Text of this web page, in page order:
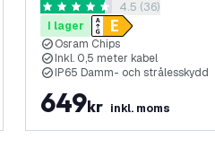
6500K - 12.000 Lumen -
- 5 års garanti
öppna
4.5 stjärnbetyg4.5 (36)
I lager
Osram Chips
Inkl. 0,5 meter kabel
IP65 Damm- och strålesskydd
649kr inkl. moms